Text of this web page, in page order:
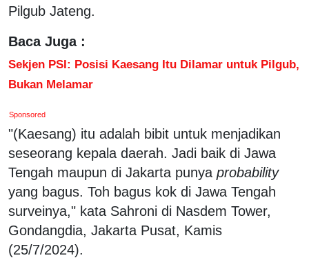
Pilgub Jateng.
Baca Juga :
Sekjen PSI: Posisi Kaesang Itu Dilamar untuk Pilgub,
Bukan Melamar
Sponsored
"(Kaesang) itu adalah bibit untuk menjadikan
seseorang kepala daerah. Jadi baik di Jawa
Tengah maupun di Jakarta punya probability
yang bagus. Toh bagus kok di Jawa Tengah
surveinya," kata Sahroni di Nasdem Tower,
Gondangdia, Jakarta Pusat, Kamis
(25/7/2024).